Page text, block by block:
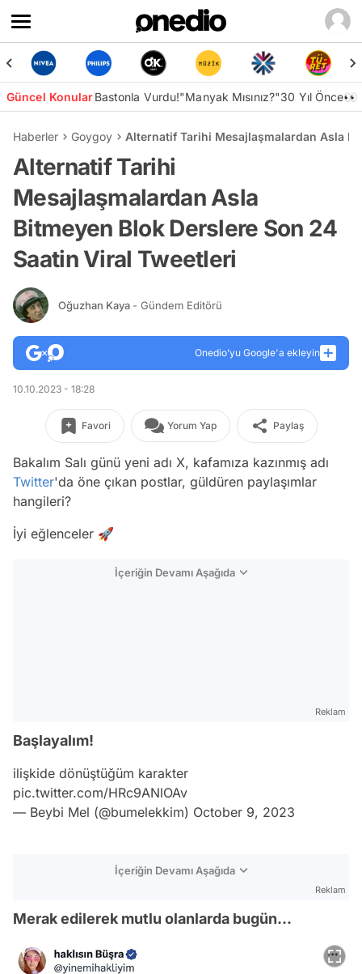
Güncel KonularBastonla Vurdu!"Manyak Mısınız?"30 Yıl Önce👀
Haberler Goygoy Alternatif Tarihi Mesajlaşmalardan Asla
Alternatif Tarihi
Mesajlaşmalardan Asla
Bitmeyen Blok Derslere Son 24
Saatin Viral Tweetleri
Oğuzhan Kaya - Gündem Editörü
Onedio’yu Google'a ekleyin
10.10.2023 - 18:28
Favori Yorum Yap Paylaş
Bakalım Salı günü yeni adı X, kafamıza kazınmış adı
Twitter'da öne çıkan postlar, güldüren paylaşımlar
hangileri?
İyi eğlenceler 🚀
İçeriğin Devamı Aşağıda
Reklam
Başlayalım!
ilişkide dönüştüğüm karakter
pic.twitter.com/HRc9ANlOAv
— Beybi Mel (@bumelekkim) October 9, 2023
İçeriğin Devamı Aşağıda
Reklam
Merak edilerek mutlu olanlarda bugün...